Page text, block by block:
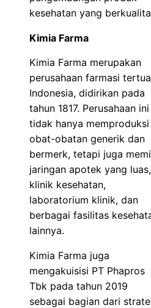
kesehatan yang
Kimia Farma
Kimia Farma merupakan
perusahaan farmasi
Indonesia, didirikan pada
tahun 1817. Perusahaan ini
tidak hanya memproduksi
obat-obatan generik dan
bermerk, tetapi juga
jaringan apotek yang luas,
klinik kesehatan,
laboratorium klinik, dan
berbagai fasilitas
lainnya.
Kimia Farma juga
mengakuisisi PT Phapros
Tbk pada tahun 2019
sebagai bagian dari